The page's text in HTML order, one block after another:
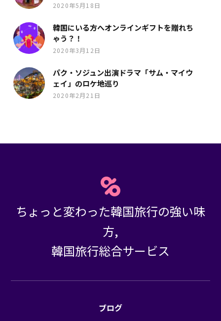
2020年5月18日
韓国にいる方へオンラインギフトを贈れち
ゃう？！
2020年3月12日
パク・ソジュン出演ドラマ「サム・マイウ
ェイ」のロケ地巡り
2020年2月21日
ちょっと変わった韓国旅行の強い味
方,
韓国旅行総合サービス
ブログ